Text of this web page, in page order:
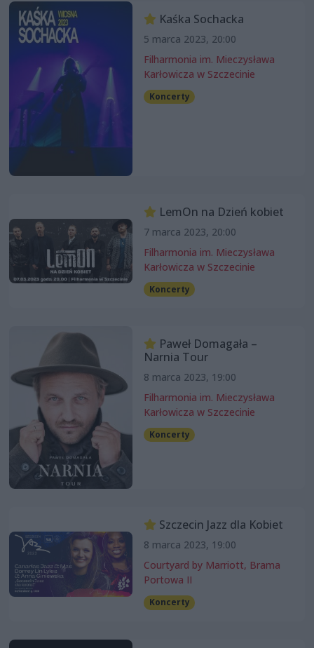
Kaśka Sochacka
5 marca 2023, 20:00
Filharmonia im. Mieczysława
Karłowicza w Szczecinie
Koncerty
LemOn na Dzień kobiet
7 marca 2023, 20:00
Filharmonia im. Mieczysława
Karłowicza w Szczecinie
Koncerty
Paweł Domagała –
Narnia Tour
8 marca 2023, 19:00
Filharmonia im. Mieczysława
Karłowicza w Szczecinie
Koncerty
Szczecin Jazz dla Kobiet
8 marca 2023, 19:00
Courtyard by Marriott, Brama
Portowa II
Koncerty